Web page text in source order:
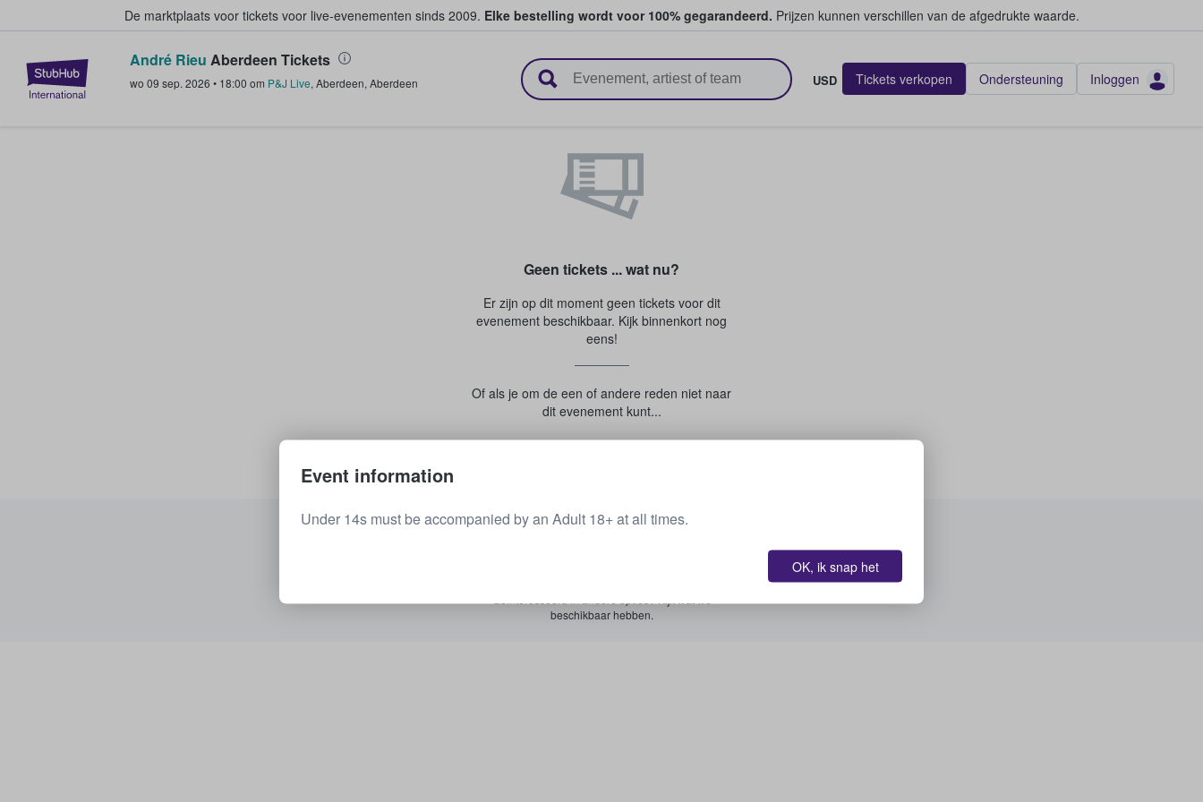
De marktplaats voor tickets voor live-evenementen sinds 2009. Elke bestelling wordt voor 100% gegarandeerd. Prijzen kunnen verschillen van de afgedrukte waarde.
StubHub: waar fans tickets kopen en verkopen
André Rieu Aberdeen Tickets
wo 09 sep. 2026 • 18:00 om P&J Live, Aberdeen, Aberdeen USD Tickets verkopen Ondersteuning Inloggen
Geen tickets ... wat nu?
Er zijn op dit moment geen tickets voor dit
evenement beschikbaar. Kijk binnenkort nog
eens!
Of als je om de een of andere reden niet naar
dit evenement kunt...
beschikbaar hebben.
Event information
Under 14s must be accompanied by an Adult 18+ at all times.
OK, ik snap het